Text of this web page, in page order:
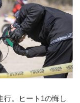
行。ヒート1の悔し